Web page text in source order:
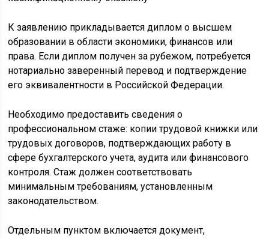
К заявлению прикладывается диплом о высшем
образовании в области экономики, финансов или
права. Если диплом получен за рубежом, потребуется
нотариально заверенный перевод и подтверждение
его эквивалентности в Российской Федерации.
Необходимо предоставить сведения о
профессиональном стаже: копии трудовой книжки или
трудовых договоров, подтверждающих работу в
сфере бухгалтерского учета, аудита или финансового
контроля. Стаж должен соответствовать
минимальным требованиям, установленным
законодательством.
Отдельным пунктом включается документ,